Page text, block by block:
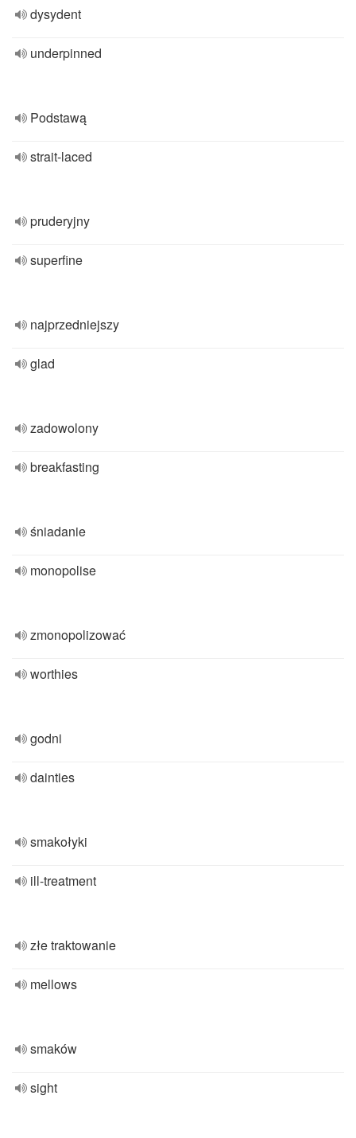
dysydent
underpinned
Podstawą
strait-laced
pruderyjny
superfine
najprzedniejszy
glad
zadowolony
breakfasting
śniadanie
monopolise
zmonopolizować
worthies
godni
dainties
smakołyki
ill-treatment
złe traktowanie
mellows
smaków
sight